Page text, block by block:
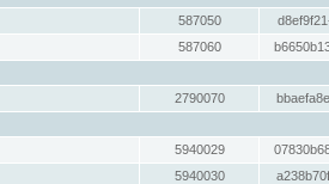
587050
587060
2790070
5940029
5940030